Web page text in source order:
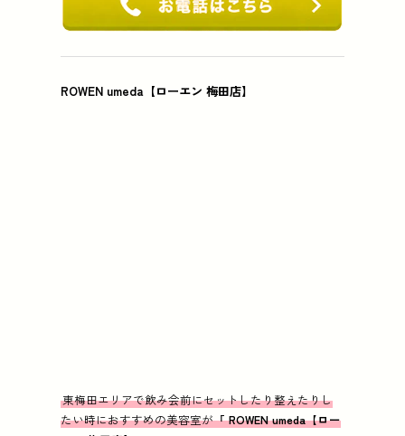
ROWEN umeda【ローエン 梅田店】
東梅田エリアで飲み会前にセットしたり整えたりし
たい時におすすめの美容室が『 ROWEN umeda【ロー